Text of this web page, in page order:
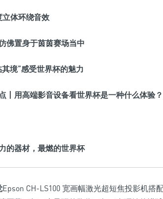
立体环绕音效
佛置身于茵茵赛场当中
其境”感受世界杯的魅力
的器材，最燃的世界杯
Epson CH-LS100 宽画幅激光超短焦投影机搭